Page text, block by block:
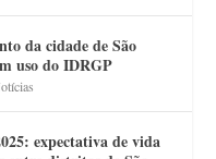
da cidade de São
uso do IDRGP
expectativa de vida